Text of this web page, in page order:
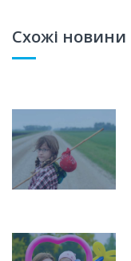
Схожі новини